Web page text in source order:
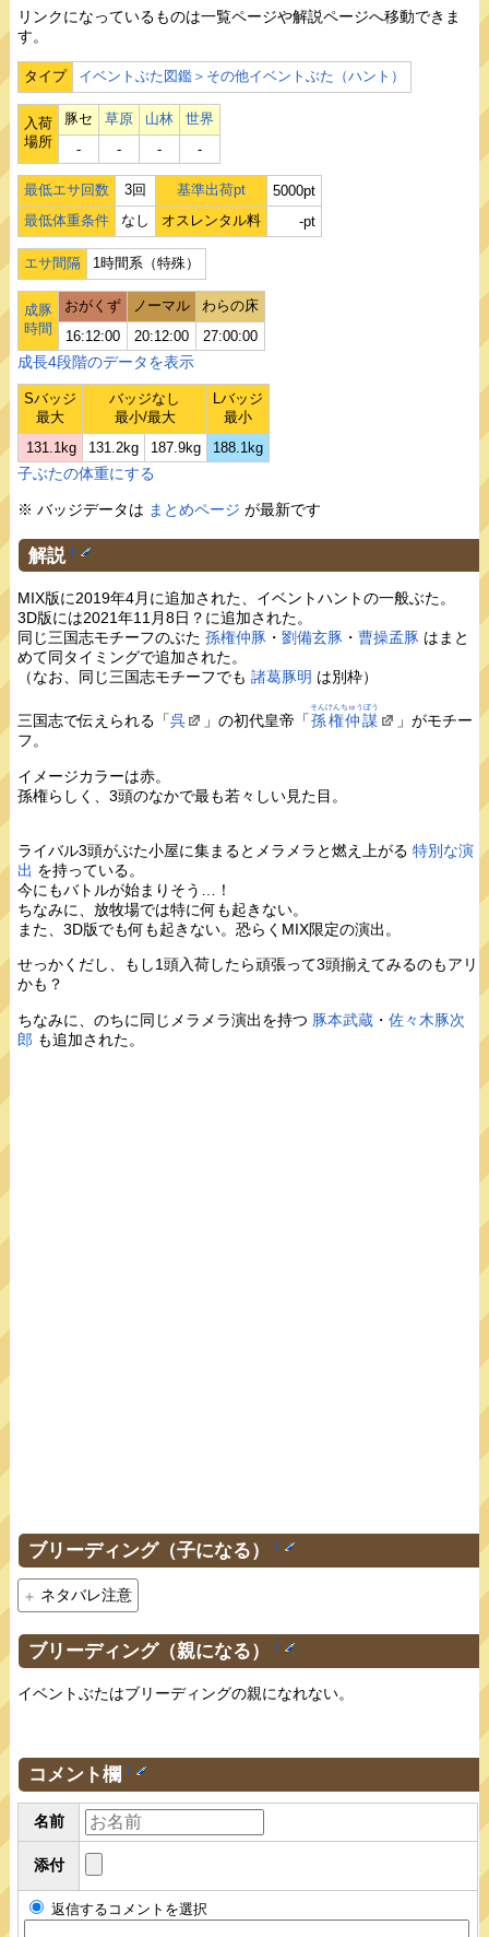
リンクになっているものは一覧ページや解説ページへ移動できま
す。
タイプ イベントぶた図鑑＞その他イベントぶた（ハント）
入荷
場所
豚セ 草原 山林
世界
‐
‐ ‐ ‐
最低エサ回数 3回 基準出荷pt
5000pt
最低体重条件
なし オスレンタル料 -pt
エサ間隔 1時間系（特殊）
成豚
時間
おがくず ノーマル
わらの床
16:12:00
20:12:00 27:00:00
成長4段階のデータを表示
Sバッジ
最大
バッジなし
最小/最大
Lバッジ
最小
131.1kg
131.2kg 187.9kg 188.1kg
子ぶたの体重にする
※ バッジデータは まとめページ が最新です
解説 †
MIX版に2019年4月に追加された、イベントハントの一般ぶた。
3D版には2021年11月8日？に追加された。
同じ三国志モチーフのぶた孫権仲豚 ・劉備玄豚 ・曹操孟豚 はまと
めて同タイミングで追加された。
（なお、同じ三国志モチーフでも諸葛豚明 は別枠）
三国志で伝えられる「呉 」の初代皇帝「孫権仲謀
そんけんちゅうぼう
」がモチー
フ。
イメージカラーは赤。
孫権らしく、3頭のなかで最も若々しい見た目。
ライバル3頭がぶた小屋に集まるとメラメラと燃え上がる特別な演
出 を持っている。
今にもバトルが始まりそう…！
ちなみに、放牧場では特に何も起きない。
また、3D版でも何も起きない。恐らくMIX限定の演出。
せっかくだし、もし1頭入荷したら頑張って3頭揃えてみるのもアリ
かも？
ちなみに、のちに同じメラメラ演出を持つ 豚本武蔵 ・佐々木豚次
郎 も追加された。
ブリーディング（子になる） †
ネタバレ注意
ブリーディング（親になる） †
イベントぶたはブリーディングの親になれない。
コメント欄 †
名前
添付
返信するコメントを選択